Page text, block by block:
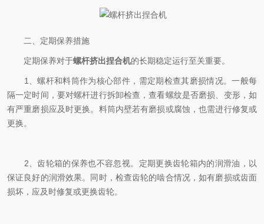
二、定期保养措施
定期保养对于螺杆挤出捏合机的长期稳定运行至关重要。
1、螺杆和料筒作为核心部件，需定期检查其磨损情况。一般每
隔一定时间，要对螺杆进行拆卸检查，查看螺纹是否磨损、变形，如
有严重磨损应及时更换。料筒内壁若有磨损或腐蚀，也需进行修复或
更换。
2、齿轮箱的保养也不容忽视。定期更换齿轮箱内的润滑油，以
保证良好的润滑效果。同时，检查齿轮的啮合情况，如有磨损或齿面
损坏，应及时修复或更换齿轮。